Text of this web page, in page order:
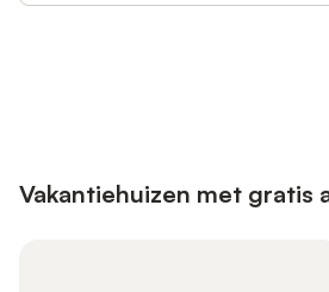
Vakantiehuizen met gratis